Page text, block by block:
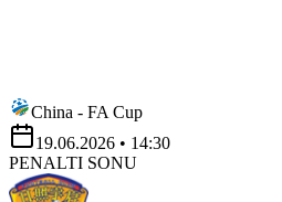
China - FA Cup
19.06.2026 • 14:30
PENALTI SONU